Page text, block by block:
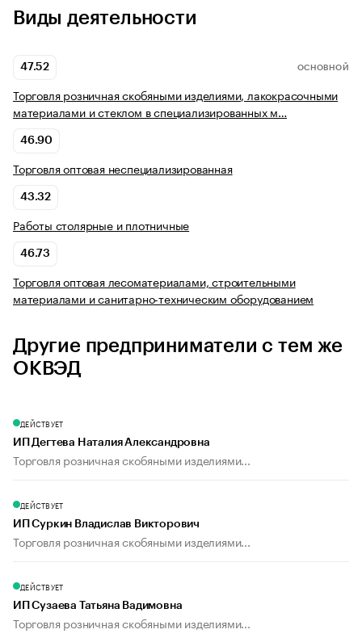
Виды деятельности
47.52 ОСНОВНОЙ
Торговля розничная скобяными изделиями, лакокрасочными
материалами и стеклом в специализированных м…
46.90
Торговля оптовая неспециализированная
43.32
Работы столярные и плотничные
46.73
Торговля оптовая лесоматериалами, строительными
материалами и санитарно-техническим оборудованием
Другие предприниматели с тем же
ОКВЭД
ДЕЙСТВУЕТ
ИП Дегтева Наталия Александровна
Торговля розничная скобяными изделиями...
ДЕЙСТВУЕТ
ИП Суркин Владислав Викторович
Торговля розничная скобяными изделиями...
ДЕЙСТВУЕТ
ИП Сузаева Татьяна Вадимовна
Торговля розничная скобяными изделиями...